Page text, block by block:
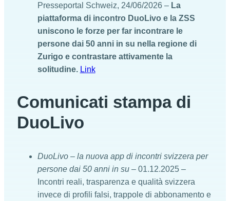
Presseportal Schweiz, 24/06/2026 – La
piattaforma di incontro DuoLivo e la ZSS
uniscono le forze per far incontrare le
persone dai 50 anni in su nella regione di
Zurigo e contrastare attivamente la
solitudine. Link
Comunicati stampa di
DuoLivo
DuoLivo – la nuova app di incontri svizzera per
persone dai 50 anni in su– 01.12.2025 –
Incontri reali, trasparenza e qualità svizzera
invece di profili falsi, trappole di abbonamento e